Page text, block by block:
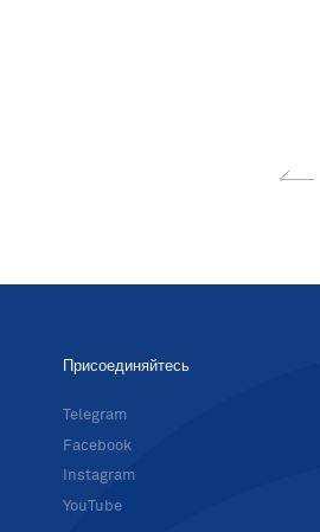
Присоединяйтесь
Telegram
Facebook
Instagram
YouTube